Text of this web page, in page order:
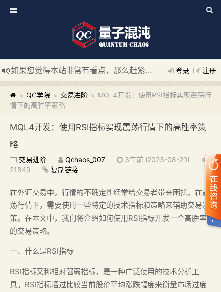
登录 注册
如果您觉得本站非常有看点，那么赶紧使用Ctrl+D 收藏我们吧
新添加量子混沌系统板块，欢迎大家访问！
---“量子混沌系
> QC学院 > 交易进阶 > MQL4开发：使用RSI指标实现震荡行
情下的高胜率策略
MQL4开发：使用RSI指标实现震荡行情下的高胜率策
略
交易进阶 Qchaos_007
3年前 (2023-08-20)
21849
复制链接
在外汇交易中，行情的不确定性经常给交易者带来困扰。在震
荡行情下，需要使用一些特定的技术指标和策略来辅助交易决
策。在本文中，我们将介绍如何使用RSI指标开发一个高胜率
的交易策略。
一、什么是RSI指标
RSI指标又称相对强弱指标，是一种广泛使用的技术分析工
具。RSI指标通过比较当前股价平均涨跌幅度来衡量市场过度